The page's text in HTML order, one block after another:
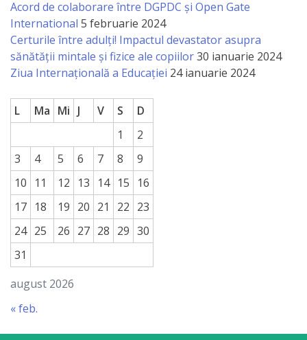
Acte
interne
Media
Comunicate
de
presă
Informații
utile
Versiunea
veche
a
Acord de colaborare între DGPDC și Open Gate
International 5 februarie 2024
Certurile între adulți! Impactul devastator asupra
sănătății mintale și fizice ale copiilor30 ianuarie 2024
Ziua Internațională a Educației 24 ianuarie 2024
august 2026
L Ma Mi J V S
D
1
2
3
4 5 6 7 8
9
10
11 12 13 14 15
16
17 18 19 20 21 22 23
24 25 26 27 28 29 30
31
« feb.